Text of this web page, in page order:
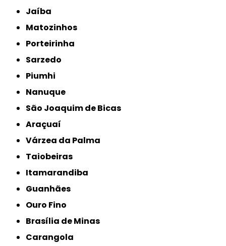
Jaíba
Matozinhos
Porteirinha
Sarzedo
Piumhi
Nanuque
São Joaquim de Bicas
Araçuaí
Várzea da Palma
Taiobeiras
Itamarandiba
Guanhães
Ouro Fino
Brasília de Minas
Carangola